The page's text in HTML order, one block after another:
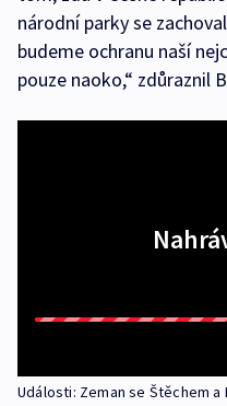
národní parky se
budeme ochranu naší
pouze naoko,“ zdůraznil
Události: Zeman se Štěchem a